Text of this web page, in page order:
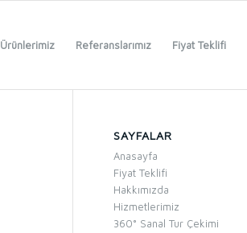
Ürünlerimiz Referanslarımız Fiyat Teklifi
SAYFALAR
Anasayfa
Fiyat Teklifi
Hakkımızda
Hizmetlerimiz
360° Sanal Tur Çekimi